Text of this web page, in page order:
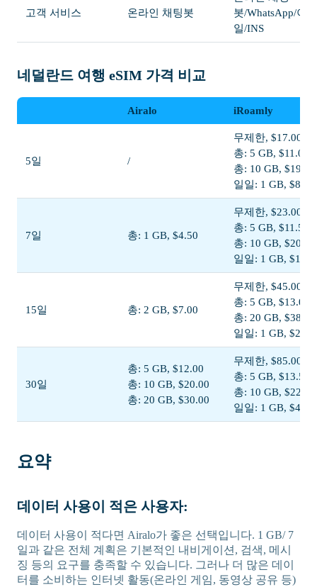
고객 서비스 온라인 채팅봇
봇/WhatsApp/이메
일/INS
네덜란드 여행 eSIM 가격 비교
Airalo iRoamly
5일 /
무제한, $17.00
총: 5 GB, $11.00
총: 10 GB, $19.00
일일: 1 GB, $8.50
7일 총: 1 GB, $4.50
무제한, $23.00
총: 5 GB, $11.50
총: 10 GB, $20.00
일일: 1 GB,
15일 총: 2 GB, $7.00
무제한, $45.00
총: 5 GB, $13.00
총: 20 GB, $38.00
일일: 1 GB,
30일
총: 5 GB, $12.00
총: 10 GB, $20.00
총: 20 GB, $30.00
무제한, $85.00
총: 5 GB, $13.50
총: 10 GB, $22.50
일일: 1 GB,
요약
데이터 사용이 적은 사용자:
데이터 사용이 적다면 Airalo가 좋은 선택입니다. 1 GB/ 7
일과 같은 전체 계획은 기본적인 내비게이션, 검색, 메시
징 등의 요구를 충족할 수 있습니다. 그러나 더 많은 데이
터를 소비하는 인터넷 활동(온라인 게임, 동영상 공유 등)